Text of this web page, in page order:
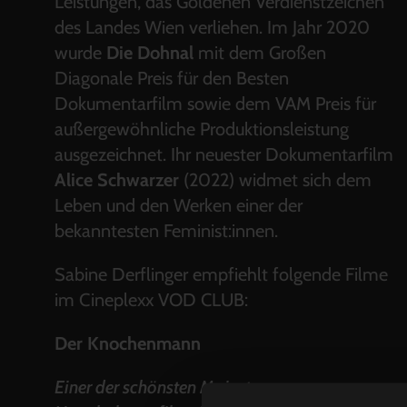
des Landes Wien verliehen. Im Jahr 2020
wurde Die Dohnal mit dem Großen
Diagonale Preis für den Besten
Dokumentarfilm sowie dem VAM Preis für
außergewöhnliche Produktionsleistung
ausgezeichnet. Ihr neuester Dokumentarfilm
Alice Schwarzer (2022) widmet sich dem
Leben und den Werken einer der
bekanntesten Feminist:innen.
Sabine Derflinger empfiehlt folgende Filme
im Cineplexx VOD CLUB:
Der Knochenmann
Einer der schönsten Mainstream-